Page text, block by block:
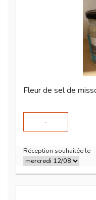
Fleur de sel de
-
Réception souhaitée le